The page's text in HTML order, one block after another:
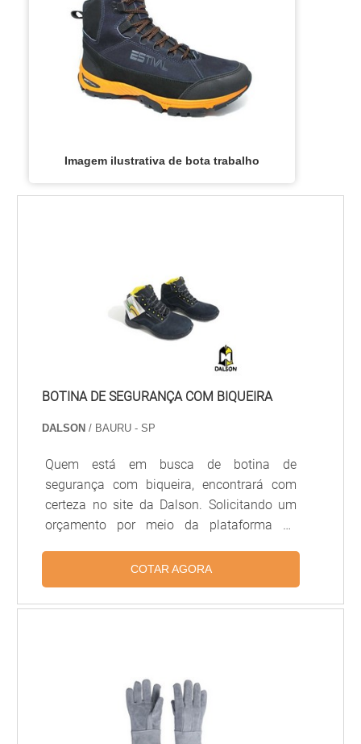
Imagem ilustrativa de bota trabalho
BOTINA DE SEGURANÇA COM BIQUEIRA
DALSON / BAURU - SP
Quem está em busca de botina de
segurança com biqueira, encontrará com
certeza no site da Dalson. Solicitando um
orçamento por meio da plataforma de
melhor referência do mercado.UM POUCO
MAIS SOBRE BOTINA DE SEGURANÇA COM
BIQUEIRAQuem quer encontrar botina de
oferecendo o que há de melhor no mercado
para cada cliente.Ainda com uma visão
analítica sobre botina de segurança com
COTAR AGORA